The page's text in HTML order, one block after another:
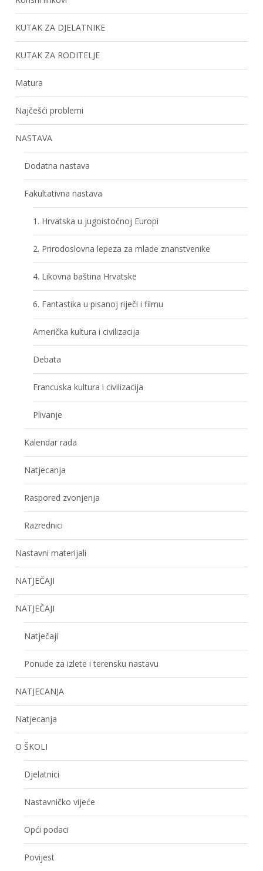
KUTAK ZA DJELATNIKE
KUTAK ZA RODITELJE
Matura
Najčešći problemi
NASTAVA
Dodatna nastava
Fakultativna nastava
1. Hrvatska u jugoistočnoj Europi
2. Prirodoslovna lepeza za mlade znanstvenike
4. Likovna baština Hrvatske
6. Fantastika u pisanoj riječi i filmu
Američka kultura i civilizacija
Debata
Francuska kultura i civilizacija
Plivanje
Kalendar rada
Natjecanja
Raspored zvonjenja
Razrednici
Nastavni materijali
NATJEČAJI
NATJEČAJI
Natječaji
Ponude za izlete i terensku nastavu
NATJECANJA
Natjecanja
O ŠKOLI
Djelatnici
Nastavničko vijeće
Opći podaci
Povijest